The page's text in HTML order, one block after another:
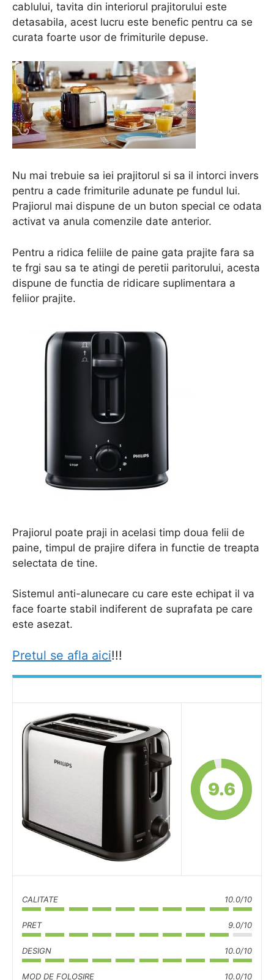
cablului, tavita din interiorul prajitorului este
detasabila, acest lucru este benefic pentru ca se
curata foarte usor de frimiturile depuse.
Nu mai trebuie sa iei prajitorul si sa il intorci invers
pentru a cade frimiturile adunate pe fundul lui.
Prajiorul mai dispune de un buton special ce odata
activat va anula comenzile date anterior.
Pentru a ridica feliile de paine gata prajite fara sa
te frgi sau sa te atingi de peretii paritorului, acesta
dispune de functia de ridicare suplimentara a
feliior prajite.
Prajiorul poate praji in acelasi timp doua felii de
paine, timpul de prajire difera in functie de treapta
selectata de tine.
Sistemul anti-alunecare cu care este echipat il va
face foarte stabil indiferent de suprafata pe care
este asezat.
Pretul se afla aici!!!
9.6
CALITATE 10.0/10
PRET 9.0/10
DESIGN 10.0/10
MOD DE FOLOSIRE 10.0/10